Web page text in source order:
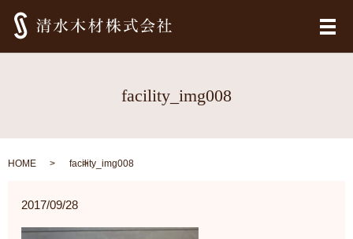
メ
facility_img008
HOME facility_img008
2017/09/28